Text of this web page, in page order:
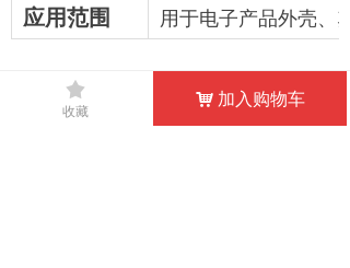
낙 加入购物车
끄
收藏
应用范围 用于电子产品外壳、